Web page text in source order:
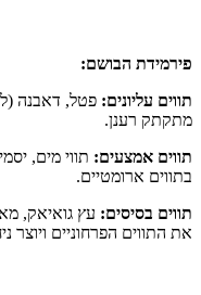
פירמידת הבושם:
תווים עליונים: פטל, דאבנה
מתקתק רענן.
תווים אמצעים: תווי מים,
בתווים ארומטיים.
תווים בסיסים: עץ גואיאק,
את התווים הפרחוניים ויוצר